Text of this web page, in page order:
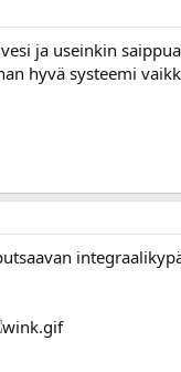
ja useinkin
hyvä systeemi